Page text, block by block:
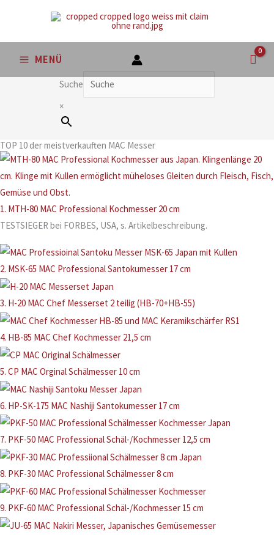
springen
MENÜ
Suche
×
TOP 10 der meistverkauften MAC Messer
1. MTH-80 MAC Professional Kochmesser 20 cm
TESTSIEGER bei FORBES, USA, s. Artikelbeschreibung.
2. MSK-65 MAC Professional Santokumesser 17 cm
3. H-20 MAC Chef Messerset 2 teilig (HB-70+HB-55)
4. HB-85 MAC Chef Kochmesser 21,5 cm
5. CP MAC Orginal Schälmesser 10 cm
6. HP-SK-175 MAC Nashiji Santokumesser 17 cm
7. PKF-50 MAC Professional Schäl-/Kochmesser 12,5 cm
8. PKF-30 MAC Professional Schälmesser 8 cm
9. PKF-60 MAC Professional Schäl-/Kochmesser 15 cm